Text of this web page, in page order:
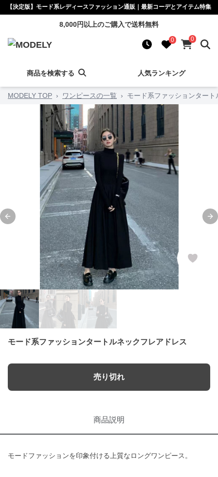
【決定版】モード系レディースファッション通販｜最新コーデとアイテム特集
8,000円以上のご購入で送料無料
0 0
商品を検索する 人気ランキング
MODELY TOP › ワンピースの一覧 › モード系ファッションター
Previous slide
モード系ファッションタートルネックフレアドレス
売り切れ
商品説明
モードファッションを印象付ける上質なロングワンピース。